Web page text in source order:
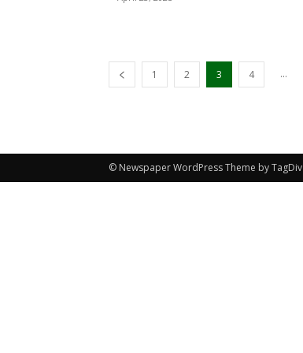
1 2 3 4 ...
© Newspaper WordPress Theme by TagDiv